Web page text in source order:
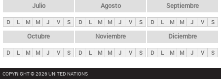
l
e
s
Julio
D L M M J V S
Agosto
D L M M J V S
Septiembre
D L M M J V S
Octubre
D L M M J V S
Noviembre
D L M M J V S
Diciembre
D L M M J V S
COPYRIGHT © 2026 UNITED NATIONS